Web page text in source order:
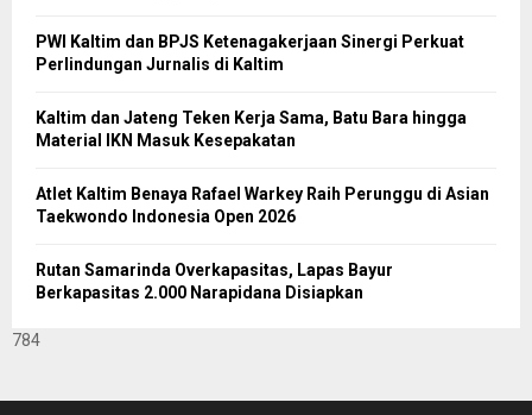
PWI Kaltim dan BPJS Ketenagakerjaan Sinergi Perkuat
Perlindungan Jurnalis di Kaltim
Kaltim dan Jateng Teken Kerja Sama, Batu Bara hingga
Material IKN Masuk Kesepakatan
Atlet Kaltim Benaya Rafael Warkey Raih Perunggu di Asian
Taekwondo Indonesia Open 2026
Rutan Samarinda Overkapasitas, Lapas Bayur
Berkapasitas 2.000 Narapidana Disiapkan
784